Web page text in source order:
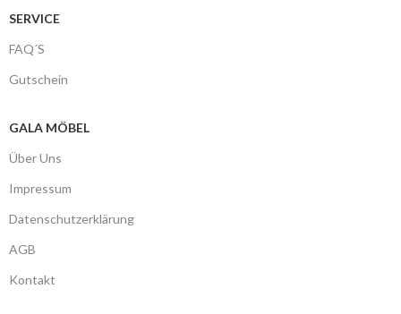
SERVICE
FAQ´S
Gutschein
GALA MÖBEL
Über Uns
Impressum
Datenschutzerklärung
AGB
Kontakt